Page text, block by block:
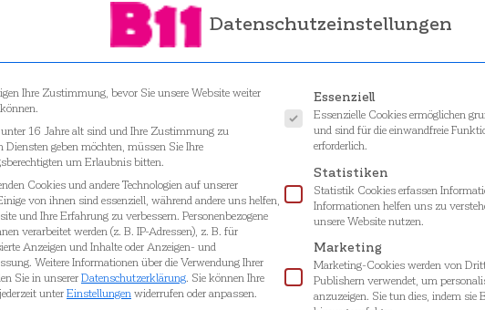
Datenschutzeinstellungen
Ihre Zustimmung, bevor Sie unsere Website weiter
16 Jahre alt sind und Ihre Zustimmung zu
Diensten geben möchten, müssen Sie Ihre
um Erlaubnis bitten.
Cookies und andere Technologien auf unserer
von ihnen sind essenziell, während andere uns helfen,
und Ihre Erfahrung zu verbessern. Personenbezogene
verarbeitet werden (z. B. IP-Adressen), z. B. für
Anzeigen und Inhalte oder Anzeigen- und
Weitere Informationen über die Verwendung Ihrer
Sie in unsererDatenschutzerklärung. Sie können Ihre
unterEinstellungen widerrufen oder anpassen.
Es folgt eine Liste der
Essenziell
Essenzielle Cookies ermöglichen
und sind für die einwandfreie
erforderlich.
Statistiken
Statistik Cookies erfassen
Informationen helfen uns zu
unsere Website nutzen.
Marketing
Marketing-Cookies werden von
Publishern verwendet, um
anzuzeigen. Sie tun dies, indem sie